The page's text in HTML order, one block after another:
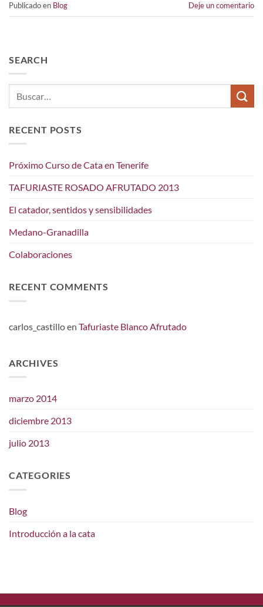
Publicado en Blog Deje un comentario
SEARCH
RECENT POSTS
Próximo Curso de Cata en Tenerife
TAFURIASTE ROSADO AFRUTADO 2013
El catador, sentidos y sensibilidades
Medano-Granadilla
Colaboraciones
RECENT COMMENTS
carlos_castilloen Tafuriaste Blanco Afrutado
ARCHIVES
marzo 2014
diciembre 2013
julio 2013
CATEGORIES
Blog
Introducción a la cata